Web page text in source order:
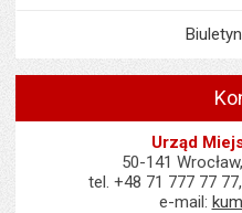
Urząd
50-141
tel. +48 71 777 77
e-mail: